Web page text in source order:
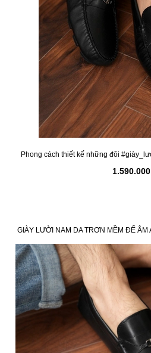
Phong cách thiết kế những đôi
GIÀY LƯỜI NAM DA TRƠN MỀM ĐẾ ÂM